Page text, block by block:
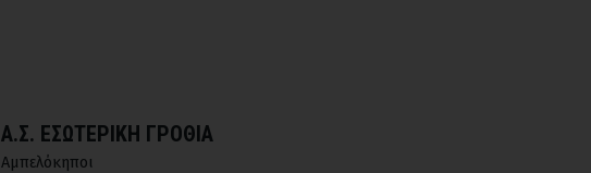
Α.Σ. ΕΣΩΤΕΡΙΚΗ ΓΡΟΘΙΑ
Αμπελόκηποι